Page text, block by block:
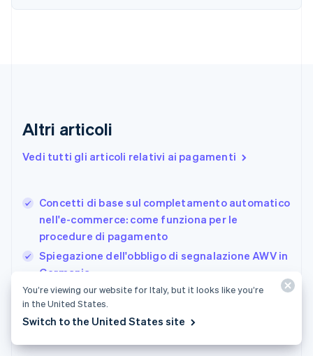
Altri articoli
Vedi tutti gli articoli relativi ai pagamenti
Concetti di base sul completamento automatico
nell'e-commerce: come funziona per le
procedure di pagamento
Spiegazione dell'obbligo di segnalazione AWV in
Germania
Come incentivare la conversione al pagamento:
11 tattiche che ogni attività dovrebbe conoscere
Cipro
English
Finlandia
Germania
DeutschEnglish
Giappone
日本語 English
Gibilterra
Grecia
English
India
Irlanda
You’re viewing our website for Italy, but it looks like you’re
in the United States.
Switch to the United States site